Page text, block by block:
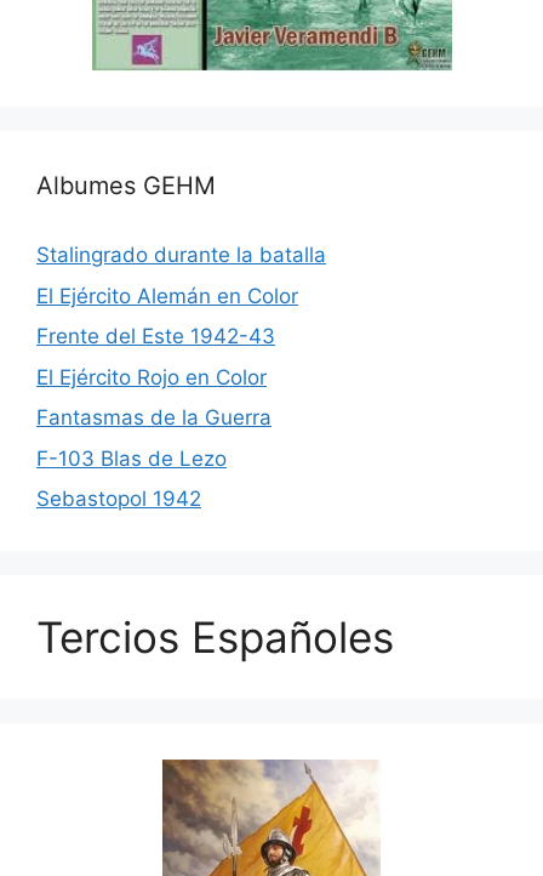
Albumes GEHM
Stalingrado durante la batalla
El Ejército Alemán en Color
Frente del Este 1942-43
El Ejército Rojo en Color
Fantasmas de la Guerra
F-103 Blas de Lezo
Sebastopol 1942
Tercios Españoles